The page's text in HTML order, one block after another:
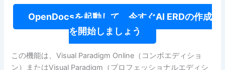
OpenDocsを起動して、今すぐAI ERDの作成
を開始しましょう
この機能は、Visual Paradigm Online（コンボエディショ
ン）またはVisual Paradigm（プロフェッショナルエディシ